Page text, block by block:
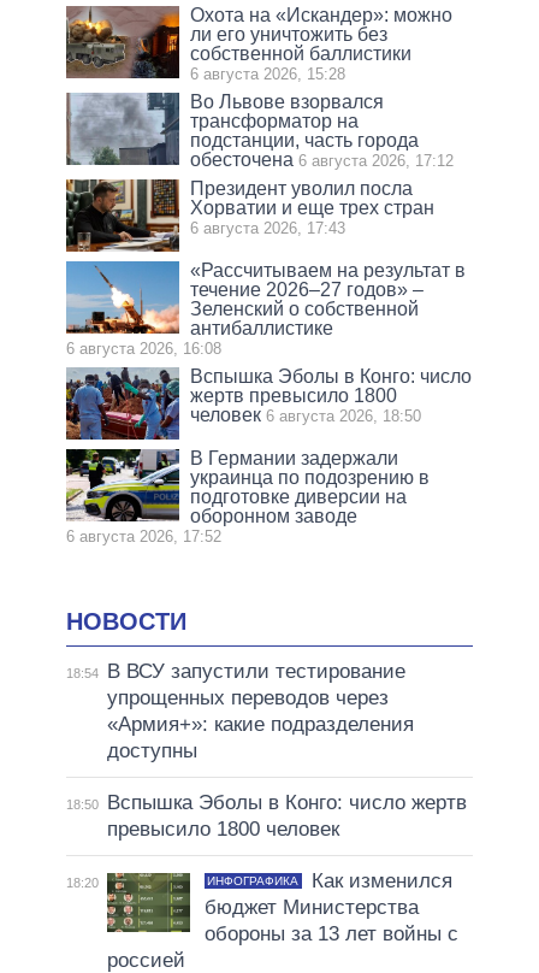
Охота на «Искандер»: можно
ли его уничтожить без
собственной баллистики
6 августа 2026, 15:28
Во Львове взорвался
трансформатор на
подстанции, часть города
обесточена 6 августа 2026, 17:12
Президент уволил посла
Хорватии и еще трех стран
6 августа 2026, 17:43
«Рассчитываем на результат в
течение 2026–27 годов» –
Зеленский о собственной
антибаллистике
6 августа 2026, 16:08
Вспышка Эболы в Конго: число
жертв превысило 1800
человек 6 августа 2026, 18:50
В Германии задержали
украинца по подозрению в
подготовке диверсии на
оборонном заводе
6 августа 2026, 17:52
НОВОСТИ
18:54
В ВСУ запустили тестирование
упрощенных переводов через
«Армия+»: какие подразделения
доступны
18:50
Вспышка Эболы в Конго: число жертв
превысило 1800 человек
18:20 ИНФОГРАФИКА
Как изменился
бюджет Министерства
обороны за 13 лет войны с
россией